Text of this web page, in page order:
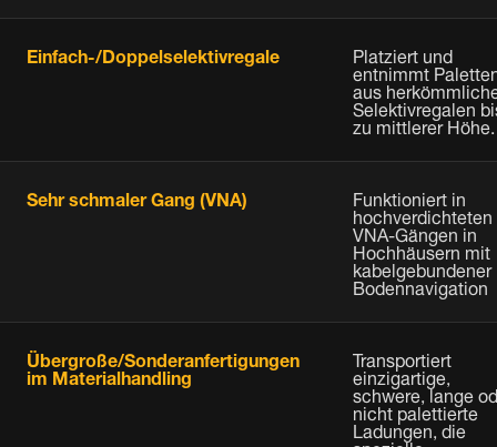
Einfach-/Doppelselektivregale Platziert und
entnimmt
aus
Selektivregalen
zu mittlerer Höhe.
Sehr schmaler Gang (VNA) Funktioniert in
hochverdichteten
VNA-Gängen in
Hochhäusern mit
kabelgebundener
Bodennavigation
Übergroße/Sonderanfertigungen
im Materialhandling
Transportiert
einzigartige,
schwere, lange
nicht palettierte
Ladungen, die